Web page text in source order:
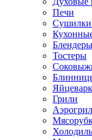
Печи
Сушилки
Блендеры
Тостеры
Грили